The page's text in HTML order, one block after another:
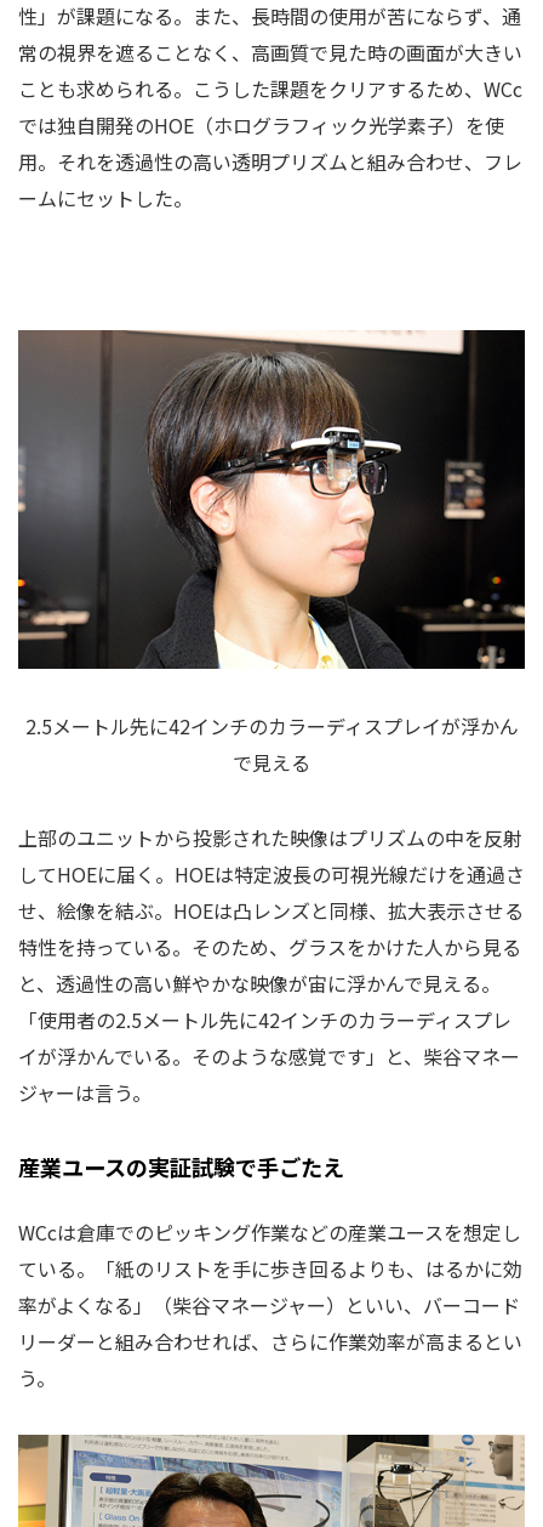
性」が課題になる。また、長時間の使用が苦にならず、通
常の視界を遮ることなく、高画質で見た時の画面が大きい
ことも求められる。こうした課題をクリアするため、WCc
では独自開発のHOE（ホログラフィック光学素子）を使
用。それを透過性の高い透明プリズムと組み合わせ、フレ
ームにセットした。
2.5メートル先に42インチのカラーディスプレイが浮かん
で見える
上部のユニットから投影された映像はプリズムの中を反射
してHOEに届く。HOEは特定波長の可視光線だけを通過さ
せ、絵像を結ぶ。HOEは凸レンズと同様、拡大表示させる
特性を持っている。そのため、グラスをかけた人から見る
と、透過性の高い鮮やかな映像が宙に浮かんで見える。
「使用者の2.5メートル先に42インチのカラーディスプレ
イが浮かんでいる。そのような感覚です」と、柴谷マネー
ジャーは言う。
産業ユースの実証試験で手ごたえ
WCcは倉庫でのピッキング作業などの産業ユースを想定し
ている。「紙のリストを手に歩き回るよりも、はるかに効
率がよくなる」（柴谷マネージャー）といい、バーコード
リーダーと組み合わせれば、さらに作業効率が高まるとい
う。